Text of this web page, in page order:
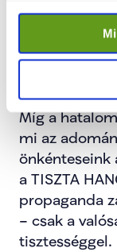
tartja fent,
pénzüket
Míg a
mi az
önkénteseink
a TISZTA
propaganda
– csak a
tisztességgel.